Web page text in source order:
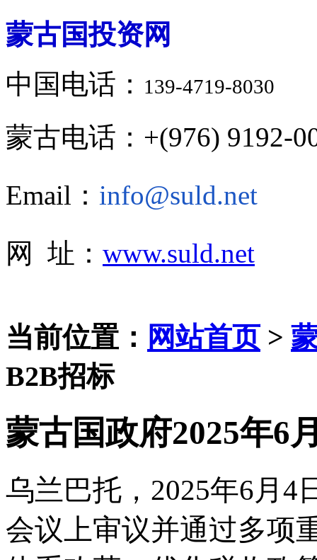
蒙古国投资网
中国电话： 139-4719-8030
蒙古电话：+(976) 9192-
Email： info@suld.net
网 址： www.suld.net
当前位置： 网站首页>
B2B招标
蒙古国政府2025年6
乌兰巴托， 2025年6月
会议上审议并通过多项